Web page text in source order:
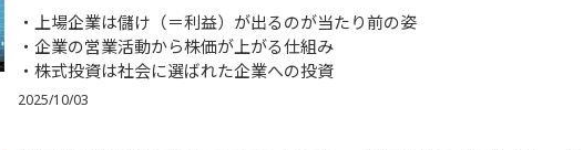
上場企業は儲け（＝利益）が出るのが当たり前の姿
企業の営業活動から株価が上がる仕組み
株式投資は社会に選ばれた企業への投資
2025/10/03